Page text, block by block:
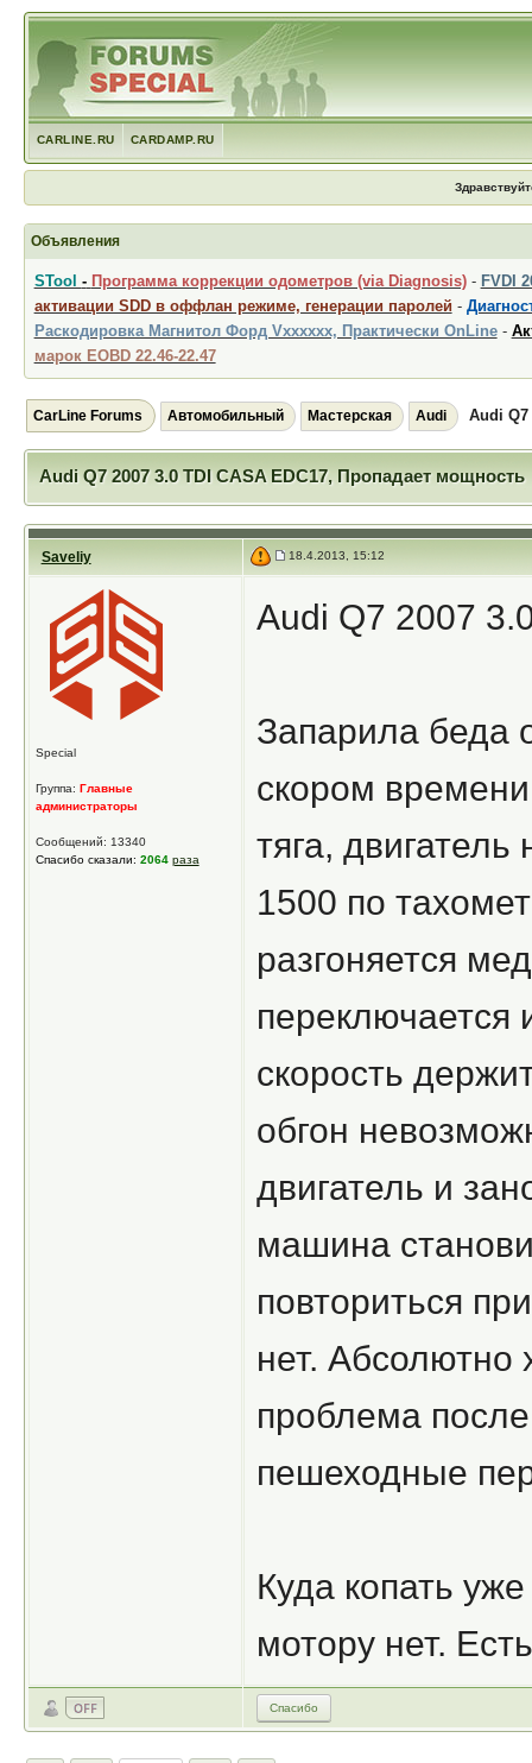
CARLINE.RU CARDAMP.RU
Объявления
STool - Программа коррекции одометров (via Diagnosis)- FVDI
активации SDD в оффлан режиме, генерации паролей -
Раскодировка Магнитол Форд Vxxxxxx, Практически OnLine-
марок EOBD 22.46-22.47
CarLine Forums Автомобильный Мастерская Audi Audi Q7
Audi Q7 2007 3.0 TDI CASA EDC17, Пропадает мощность
Saveliy 18.4.2013, 15:12
Special
Группа: Главные
администраторы
Сообщений: 13340
Спасибо сказали: 2064 раза
Audi Q7 2007
Запарила беда
скором
тяга,
1500 по
разгоняется
переключается
скорость
обгон
двигатель и
машина
повториться
нет. Абсолютно
проблема
пешеходные
Куда копать
мотору нет.
Спасибо